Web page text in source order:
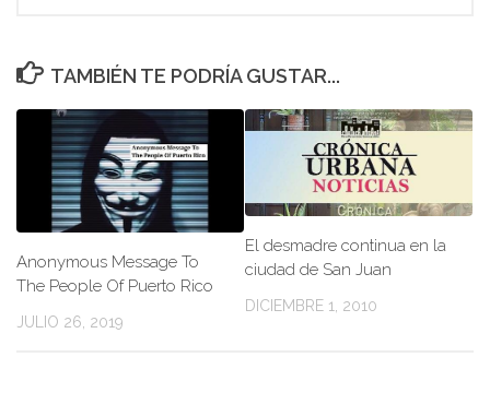
TAMBIÉN TE PODRÍA GUSTAR...
Anonymous Message To
The People Of Puerto Rico
JULIO 26, 2019
El desmadre continua en la
ciudad de San Juan
DICIEMBRE 1, 2010